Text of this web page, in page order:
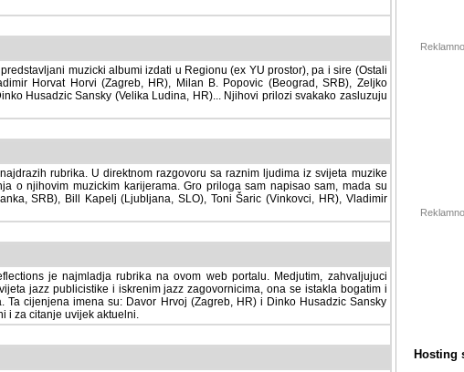
muzicki albumi izdati u Regionu (ex YU prostor), pa i sire (Ostali
Horvat Horvi (Zagreb, HR), Milan B. Popovic (Beograd, SRB), Zeljko Milovic
Sansky (Velika Ludina, HR)... Njihovi prilozi svakako zasluzuju da se
rubrika. U direktnom razgovoru sa raznim ljudima iz svijeta muzike
o njihovim muzickim karijerama. Gro priloga sam napisao sam, mada su
SRB), Bill Kapelj (Ljubljana, SLO), Toni Šaric (Vinkovci, HR), Vladimir
je najmladja rubrika na ovom web portalu. Medjutim, zahvaljujuci veliki
jazz publicistike i iskrenim jazz zagovornicima, ona se istakla bogatim i
Ta cijenjena imena su: Davor Hrvoj (Zagreb, HR) i Dinko Husadzic Sansky
i za citanje uvijek aktuelni.